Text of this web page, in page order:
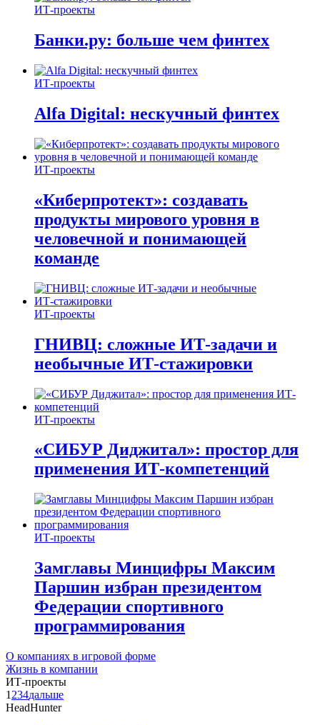
ИТ-проекты
Банки.ру: больше чем финтех
ИТ-проекты
Alfa Digital: нескучный финтех
ИТ-проекты
«Киберпротект»: создавать
продукты мирового уровня в
человечной и понимающей
команде
ИТ-проекты
ГНИВЦ: сложные ИТ‑задачи и
необычные ИТ‑стажировки
ИТ-проекты
«СИБУР Диджитал»: простор для
применения ИТ-компетенций
ИТ-проекты
Замглавы Минцифры Максим
Паршин избран президентом
Федерации спортивного
программирования
О компаниях в игровой форме
Жизнь в компании
ИТ-проекты
1 234дальше
HeadHunter